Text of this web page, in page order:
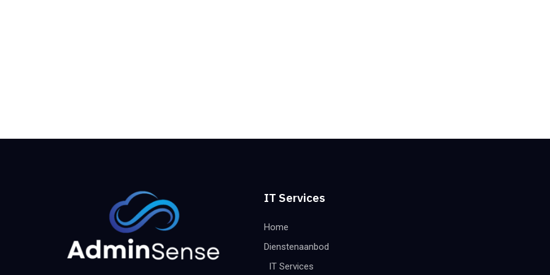
IT Services
Home
Dienstenaanbod
IT Services